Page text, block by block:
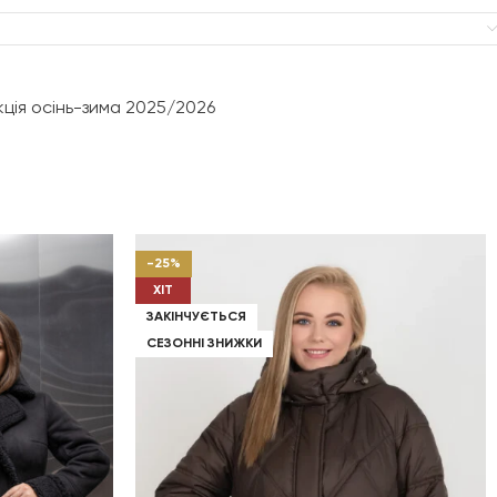
з блискавкою , прорізні
осінь-зима 2025/2026
-25%
ХІТ
ЗАКІНЧУЄТЬСЯ
СЕЗОННІ ЗНИЖКИ